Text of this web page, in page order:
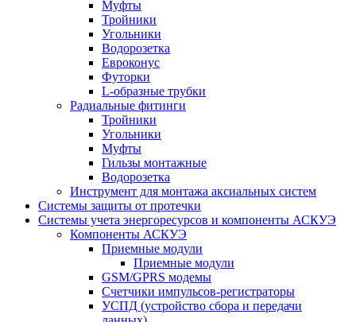
Муфты
Тройники
Угольники
Водорозетка
Евроконус
Футорки
L-образные трубки
Радиальные фитинги
Тройники
Угольники
Муфты
Гильзы монтажные
Водорозетка
Инструмент для монтажа аксиальных систем
Системы защиты от протечки
Системы учета энергоресурсов и компоненты АСКУЭ
Компоненты АСКУЭ
Приемные модули
Приемные модули
GSM/GPRS модемы
Счетчики импульсов-регистраторы
УСПД (устройство сбора и передачи